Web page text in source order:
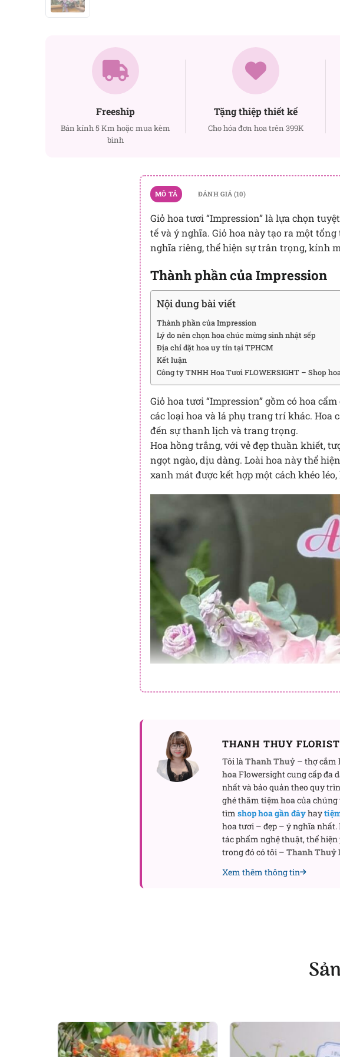
Freeship
Bán kính 5 Km hoặc mua kèm
bình
Tặng thiệp thiết kế
Cho hóa đơn hoa trên 399K
MÔ TẢ ĐÁNH GIÁ (10)
Giỏ hoa tươi “Impression” là lựa chọn
tế và ý nghĩa. Giỏ hoa này tạo ra một
nghĩa riêng, thể hiện sự trân trọng, kính
Thành phần của Impression
Nội dung bài viết
Thành phần của Impression
Lý do nên chọn hoa chúc mừng sinh nhật sếp
Địa chỉ đặt hoa uy tín tại TPHCM
Kết luận
Công ty TNHH Hoa Tươi FLOWERSIGHT – Shop
Giỏ hoa tươi “Impression” gồm có hoa
các loại hoa và lá phụ trang trí khác. Hoa
đến sự thanh lịch và trang trọng.
Hoa hồng trắng, với vẻ đẹp thuần khiết,
ngọt ngào, dịu dàng. Loài hoa này thể
xanh mát được kết hợp một cách khéo
Gợi ý thêm:Hoa tặng sinh nhật người yêu
THANH THUY FLORIST
Tôi làThanh Thuỷ – thợ cắm
hoaFlowersight cung cấp đa
nhất và bảo quản theo quy
ghé thăm tiệm hoacủa chúng
tìm shop hoa gần đâyhay
hoa tươi – đẹp – ý nghĩa
tác phẩm nghệ thuật, thể
trong đó có tôi – Thanh Thuỷ
Xem thêm thông tin